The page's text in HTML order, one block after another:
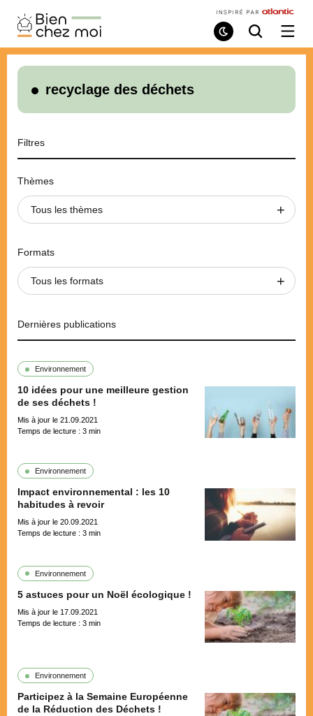
Bien
Chez
Moi
Mode
de
Recherche
/
le
recyclage des déchets
Filtres
Thèmes
Tous les thèmes
Formats
Tous les formats
Dernières publications
Environnement
10 idées pour une meilleure gestion
de ses déchets !
Mis à jour le 21.09.2021
Temps de lecture : 3 min
Environnement
Impact environnemental : les 10
habitudes à revoir
Mis à jour le 20.09.2021
Temps de lecture : 3 min
Environnement
5 astuces pour un Noël écologique !
Mis à jour le 17.09.2021
Temps de lecture : 3 min
Environnement
Participez à la Semaine Européenne
de la Réduction des Déchets !